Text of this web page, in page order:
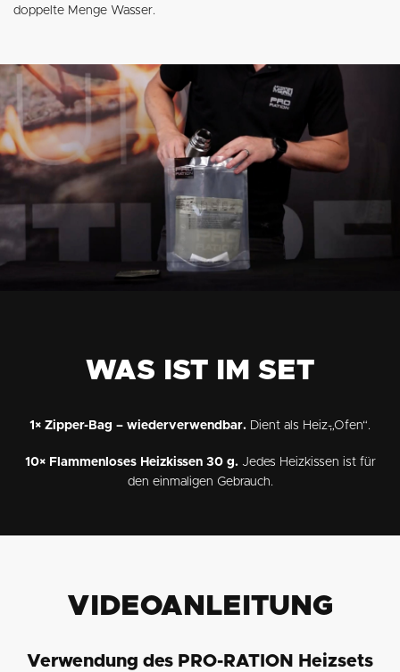
doppelte Menge Wasser.
WAS IST IM SET
1× Zipper-Bag – wiederverwendbar. Dient als Heiz-„Ofen“.
10× Flammenloses Heizkissen 30 g.Jedes Heizkissen ist für
den einmaligen Gebrauch.
VIDEOANLEITUNG
Verwendung des PRO-RATION Heizsets